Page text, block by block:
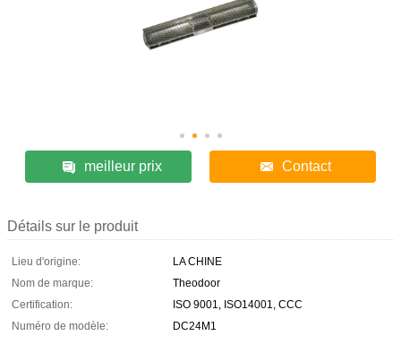
meilleur prix Contact
Détails sur le produit
Lieu d'origine:
LA CHINE
Nom de marque:
Theodoor
Certification:
ISO 9001, ISO14001, CCC
Numéro de modèle:
DC24M1